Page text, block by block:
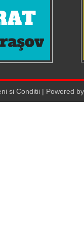
si Conditii | Powered